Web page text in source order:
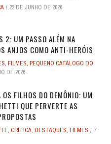
22 DE JUNHO DE 2026
2: UM PASSO ALÉM NA
ANJOS COMO ANTI-HERÓIS
, FILMES, PEQUENO CATÁLOGO DO
DE 2026
OS FILHOS DO DEMÔNIO: UM
QUE PERVERTE AS
, CRÍTICA, DESTAQUES, FILMES
7